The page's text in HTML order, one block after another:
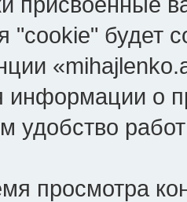
"cookie" будет
информации о
удобство
просмотра